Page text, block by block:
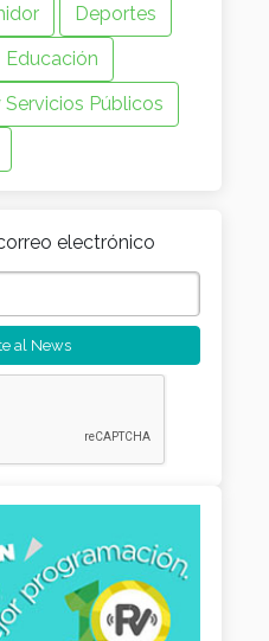
Deportes
Educación
Servicios Públicos
electrónico